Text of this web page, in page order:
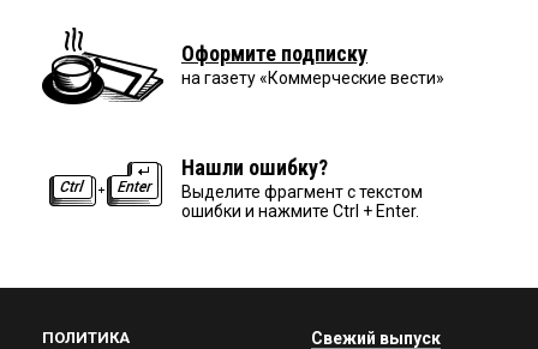
Оформите подписку
на газету «Коммерческие вести»
Нашли ошибку?
Выделите фрагмент с текстом
ошибки и нажмите Ctrl + Enter.
ПОЛИТИКА Свежий выпуск